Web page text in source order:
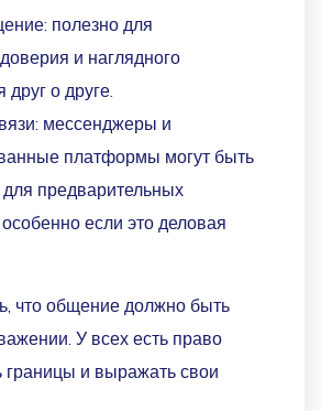
полезно для
и наглядного
друг о друге.
мессенджеры и
платформы могут быть
предварительных
если это деловая
что общение должно быть
У всех есть право
границы и выражать свои